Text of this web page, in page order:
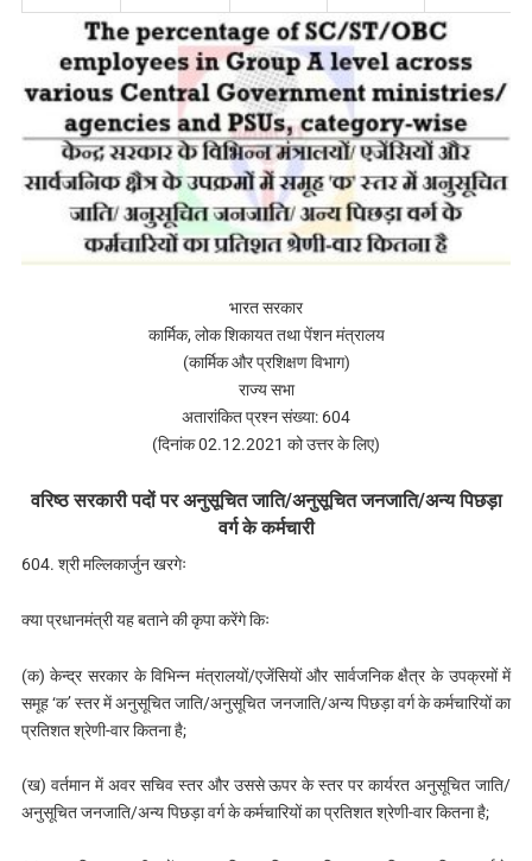
भारत सरकार
कार्मिक, लोक शिकायत तथा पेंशन मंत्रालय
(कार्मिक और प्रशिक्षण विभाग)
राज्य सभा
अतारांकित प्रश्न संख्या: 604
(दिनांक 02.12.2021 को उत्तर के लिए)
वरिष्ठ सरकारी पदों पर अनुसूचित जाति/अनुसूचित जनजाति/अन्य पिछड़ा
वर्ग के कर्मचारी
604. श्री मल्लिकार्जुन खरगेः
क्या प्रधानमंत्री यह बताने की कृपा करेंगे किः
(क) केन्द्र सरकार के विभिन्‍न मंत्रालयों/एजेंसियों और सार्वजनिक क्षैत्र के उपक्रमों में
समूह ‘क’ स्तर में अनुसूचित जाति/अनुसूचित जनजाति/अन्य पिछड़ा वर्ग के कर्मचारियों का
प्रतिशत श्रेणी-वार कितना है;
(ख) वर्तमान में अवर सचिव स्तर और उससे ऊपर के स्तर पर कार्यरत अनुसूचित जाति/
अनुसूचित जनजाति/अन्य पिछड़ा वर्ग के कर्मचारियों का प्रतिशत श्रेणी-वार कितना है;